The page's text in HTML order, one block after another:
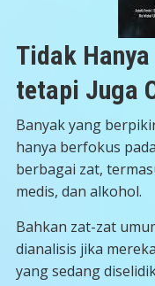
Tidak
tetapi Juga
Banyak yang
hanya berfokus
berbagai zat,
medis, dan alkohol.
Bahkan zat-zat
dianalisis jika
yang sedang